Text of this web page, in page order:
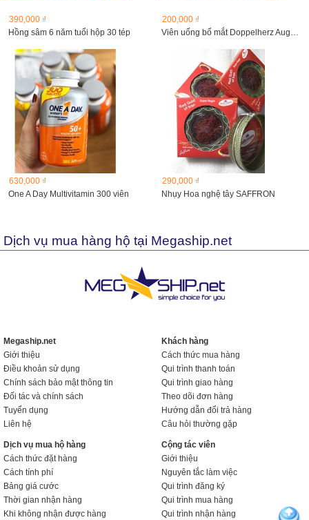
390,000 ₫
Hồng sâm 6 năm tuổi hộp 30 tép
200,000 ₫
Viên uống bổ mắt Doppelherz Augen Extra Tag Nacht, 30 viên
630,000 ₫
One A Day Multivitamin 300 viên
290,000 ₫
Nhụy Hoa nghệ tây SAFFRON
Dịch vụ mua hàng hộ tại Megaship.net
Megaship.net
Giới thiệu
Điều khoản sử dụng
Chính sách bảo mật thông tin
Đối tác và chính sách
Tuyển dụng
Liên hệ
Khách hàng
Cách thức mua hàng
Qui trình thanh toán
Qui trình giao hàng
Theo dõi đơn hàng
Hướng dẫn đổi trả hàng
Câu hỏi thường gặp
Dịch vụ mua hộ hàng
Cách thức đặt hàng
Cách tính phí
Bảng giá cước
Thời gian nhận hàng
Khi không nhận được hàng
Cộng tác viên
Giới thiệu
Nguyên tắc làm việc
Qui trình đăng ký
Qui trình mua hàng
Qui trình nhận hàng